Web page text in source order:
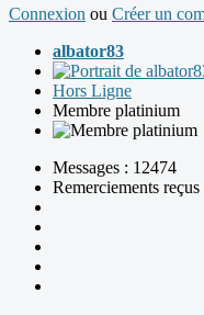
Connexion ou Créer un
albator83
Hors Ligne
Membre platinium
Messages : 12474
Remerciements